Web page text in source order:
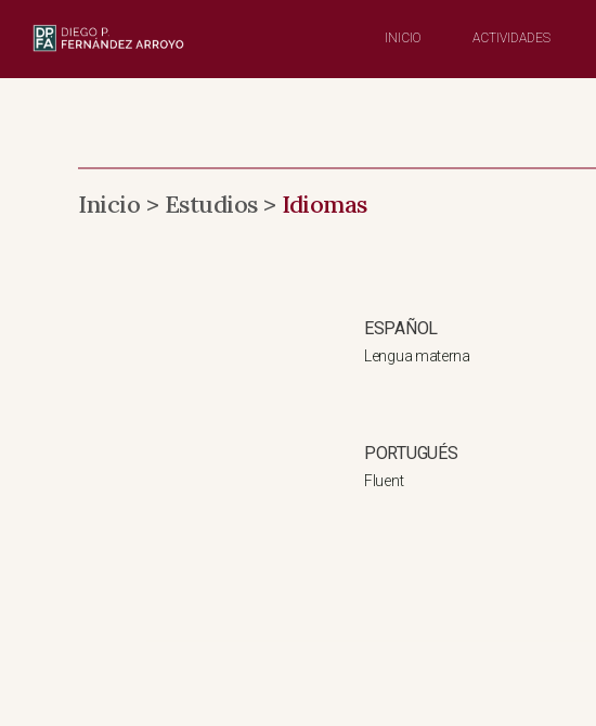
INICIO ACTIVIDADES
Inicio > Estudios > Idiomas
ESPAÑOL
Lengua materna
PORTUGUÉS
Fluent